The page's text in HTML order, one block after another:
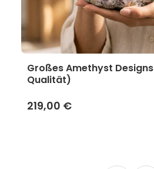
Großes Amethyst
Qualität)
219,00 €